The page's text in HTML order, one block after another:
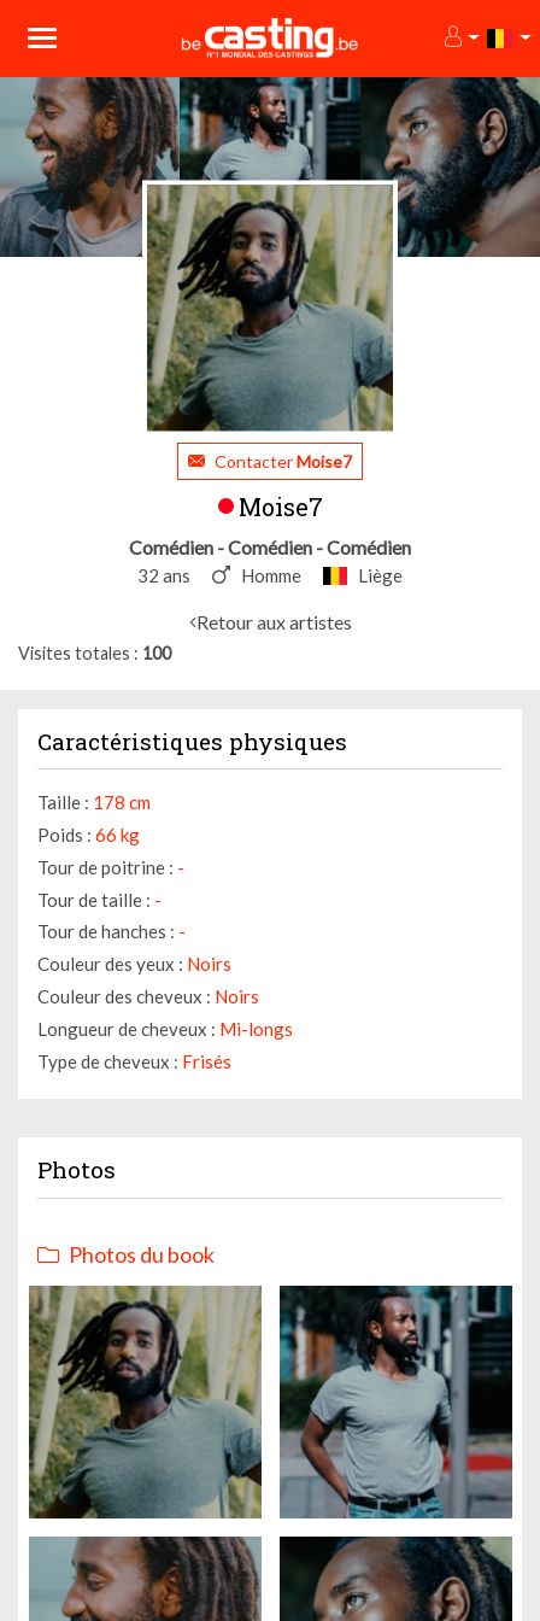
ContacterMoise7
Moise7
Comédien - Comédien - Comédien
32 ans Homme Liège
Retour aux artistes
Visites totales 100
Caractéristiques physiques
Taille : 178 cm
Poids : 66 kg
Tour de poitrine : -
Tour de taille : -
Tour de hanches : -
Couleur des yeux : Noirs
Couleur des cheveux : Noirs
Longueur de cheveux : Mi-longs
Type de cheveux : Frisés
Photos
Photos du book